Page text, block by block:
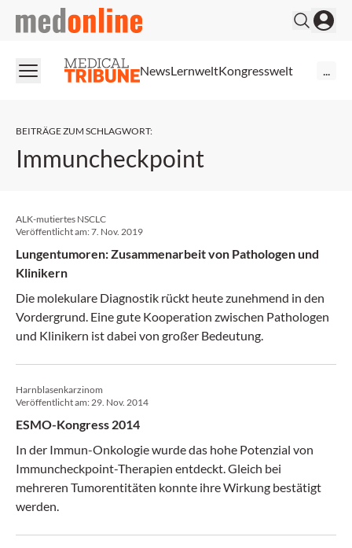
medonline
NewsLernweltKongresswelt
BEITRÄGE ZUM SCHLAGWORT:
Immuncheckpoint
ALK-mutiertes NSCLC
Veröffentlicht am:7. Nov. 2019
Lungentumoren: Zusammenarbeit von Pathologen und
Klinikern
Die molekulare Diagnostik rückt heute zunehmend in den
Vordergrund. Eine gute Kooperation zwischen Pathologen
und Klinikern ist dabei von großer Bedeutung.
Harnblasenkarzinom
Veröffentlicht am:29. Nov. 2014
ESMO-Kongress 2014
In der Immun-Onkologie wurde das hohe Potenzial von
Immuncheckpoint-Therapien entdeckt. Gleich bei
mehreren Tumorentitäten konnte ihre Wirkung bestätigt
werden.